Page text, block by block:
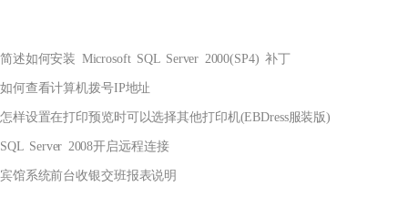
简述如何安装 Microsoft SQL Server 2000(SP4) 补丁
如何查看计算机拨号IP地址
怎样设置在打印预览时可以选择其他打印机(EBDress服装版)
SQL Server 2008开启远程连接
宾馆系统前台收银交班报表说明